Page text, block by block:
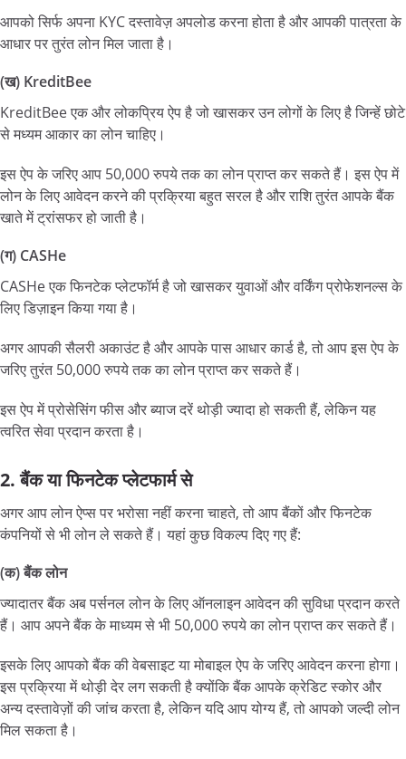
आपको सिर्फ अपना KYC दस्तावेज़ अपलोड करना होता है और आपकी पात्रता के
आधार पर तुरंत लोन मिल जाता है।
(ख) KreditBee
KreditBee एक और लोकप्रिय ऐप है जो खासकर उन लोगों के लिए है जिन्हें छोटे
से मध्यम आकार का लोन चाहिए।
इस ऐप के जरिए आप 50,000 रुपये तक का लोन प्राप्त कर सकते हैं। इस ऐप में
लोन के लिए आवेदन करने की प्रक्रिया बहुत सरल है और राशि तुरंत आपके बैंक
खाते में ट्रांसफर हो जाती है।
(ग) CASHe
CASHe एक फिनटेक प्लेटफॉर्म है जो खासकर युवाओं और वर्किंग प्रोफेशनल्स के
लिए डिज़ाइन किया गया है।
अगर आपकी सैलरी अकाउंट है और आपके पास आधार कार्ड है, तो आप इस ऐप के
जरिए तुरंत 50,000 रुपये तक का लोन प्राप्त कर सकते हैं।
इस ऐप में प्रोसेसिंग फीस और ब्याज दरें थोड़ी ज्यादा हो सकती हैं, लेकिन यह
त्वरित सेवा प्रदान करता है।
2. बैंक या फिनटेक प्लेटफार्म से
अगर आप लोन ऐप्स पर भरोसा नहीं करना चाहते, तो आप बैंकों और फिनटेक
कंपनियों से भी लोन ले सकते हैं। यहां कुछ विकल्प दिए गए हैं:
(क) बैंक लोन
ज्यादातर बैंक अब पर्सनल लोन के लिए ऑनलाइन आवेदन की सुविधा प्रदान करते
हैं। आप अपने बैंक के माध्यम से भी 50,000 रुपये का लोन प्राप्त कर सकते हैं।
इसके लिए आपको बैंक की वेबसाइट या मोबाइल ऐप के जरिए आवेदन करना होगा।
इस प्रक्रिया में थोड़ी देर लग सकती है क्योंकि बैंक आपके क्रेडिट स्कोर और
अन्य दस्तावेज़ों की जांच करता है, लेकिन यदि आप योग्य हैं, तो आपको जल्दी लोन
मिल सकता है।